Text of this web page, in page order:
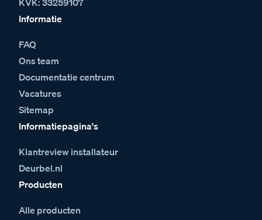
KVK: 33259107
Informatie
FAQ
Ons team
Documentatie centrum
Vacatures
Sitemap
Informatiepagina's
Klantreview installateur
Deurbel.nl
Producten
Alle producten